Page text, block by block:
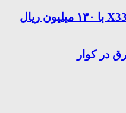
توقیف خودروی ام‌وی‌ام X33 با ۱۳۰ میلیون ریال
در کوار